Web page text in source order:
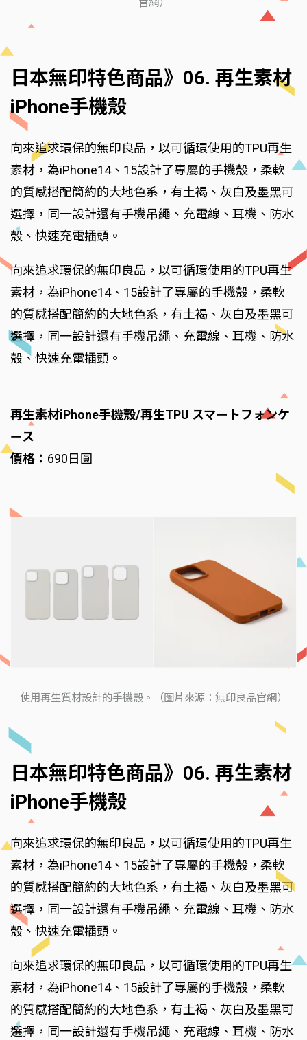
官網）
日本無印特色商品》06. 再生素材
iPhone手機殼
向來追求環保的無印良品，以可循環使用的TPU再生
素材，為iPhone14、15設計了專屬的手機殼，柔軟
的質感搭配簡約的大地色系，有土褐、灰白及墨黑可
選擇，同一設計還有手機吊繩、充電線、耳機、防水
殼、快速充電插頭。
向來追求環保的無印良品，以可循環使用的TPU再生
素材，為iPhone14、15設計了專屬的手機殼，柔軟
的質感搭配簡約的大地色系，有土褐、灰白及墨黑可
選擇，同一設計還有手機吊繩、充電線、耳機、防水
殼、快速充電插頭。
再生素材iPhone手機殼/再生TPU スマートフォンケ
ース
價格： 690日圓
使用再生質材設計的手機殼。（圖片來源：無印良品官網）
日本無印特色商品》06. 再生素材
iPhone手機殼
向來追求環保的無印良品，以可循環使用的TPU再生
素材，為iPhone14、15設計了專屬的手機殼，柔軟
的質感搭配簡約的大地色系，有土褐、灰白及墨黑可
選擇，同一設計還有手機吊繩、充電線、耳機、防水
殼、快速充電插頭。
向來追求環保的無印良品，以可循環使用的TPU再生
素材，為iPhone14、15設計了專屬的手機殼，柔軟
的質感搭配簡約的大地色系，有土褐、灰白及墨黑可
選擇，同一設計還有手機吊繩、充電線、耳機、防水